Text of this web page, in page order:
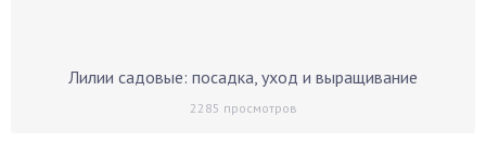
Лилии садовые: посадка, уход и выращивание
2285 просмотров